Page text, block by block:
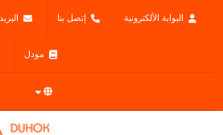
البوابة الألكترونية إتصل بنا
مودل